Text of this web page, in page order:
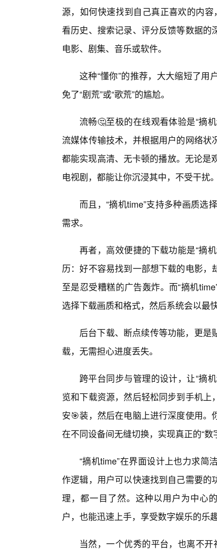
源，如何快速找到自己真正喜欢的内
看历史、搜索记录、评分反馈等数据
电影、剧集、音乐或软件。
这种“懂你”的推荐，大大缩短了
免了“剧荒”或“歌荒”的尴尬。
流畅🤔至极的在线观看体验是“摘
流媒体传输技术，并根据用户的网络
都能实现高清、无卡顿的播放。无论
电视剧，都能让你沉浸其中，不受干扰
而且，“摘机time”支持多种画质选
需求。
再者，高效便捷的下载功能是“摘
历：好不容易找到一部想下载的电影
至是忍受糟糕的广告轰炸。而“摘机
选择下载画质和格式，然后系统会以最
后台下载、断点续传等功能，更
载，无需担心进度丢失。
跨平台同步与管理的设计，让“摘
览和下载资源，然后轻松同步到手机
安🎯装，然后在电脑上进行深度使用
在不同设备间无缝切换，实现真正的“数
“摘机time”在界面设计上也力求简
作逻辑，用户可以快速找到自己需要
理，都一目了然。这种以用户为中心
户，也能迅速上手，享受数字娱乐的乐
当然，一个优秀的平台，也离不